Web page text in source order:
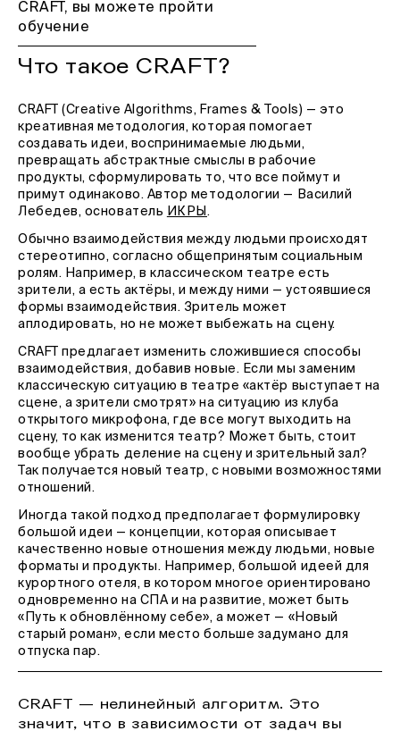
CRAFT, вы можете пройти
обучение
Что такое CRAFT?
CRAFT (Creative Algorithms, Frames & Tools) — это
креативная методология, которая помогает
создавать идеи, воспринимаемые людьми,
превращать абстрактные смыслы в рабочие
продукты, сформулировать то, что все поймут и
примут одинаково. Автор методологии — Василий
Лебедев, основатель ИКРЫ .
Обычно взаимодействия между людьми происходят
стереотипно, согласно общепринятым социальным
ролям. Например, в классическом театре есть
зрители, а есть актёры, и между ними — устоявшиеся
формы взаимодействия. Зритель может
аплодировать, но не может выбежать на сцену.
CRAFT предлагает изменить сложившиеся способы
взаимодействия, добавив новые. Если мы заменим
классическую ситуацию в театре «актёр выступает на
сцене, а зрители смотрят» на ситуацию из клуба
открытого микрофона, где все могут выходить на
сцену, то как изменится театр? Может быть, стоит
вообще убрать деление на сцену и зрительный зал?
Так получается новый театр, с новыми возможностями
отношений.
Иногда такой подход предполагает формулировку
большой идеи — концепции, которая описывает
качественно новые отношения между людьми, новые
форматы и продукты. Например, большой идеей для
курортного отеля, в котором многое ориентировано
одновременно на СПА и на развитие, может быть
«Путь к обновлённому себе», а может — «Новый
старый роман», если место больше задумано для
отпуска пар.
CRAFT — нелинейный алгоритм. Это
значит, что в зависимости от задач вы